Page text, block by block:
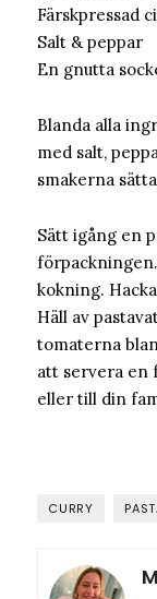
Färskpressad
Salt & peppar
En gnutta
Blanda alla
med salt,
smakerna
Sätt igång en
kokning.
Häll av
tomaterna
att servera en
eller till din
CURRY